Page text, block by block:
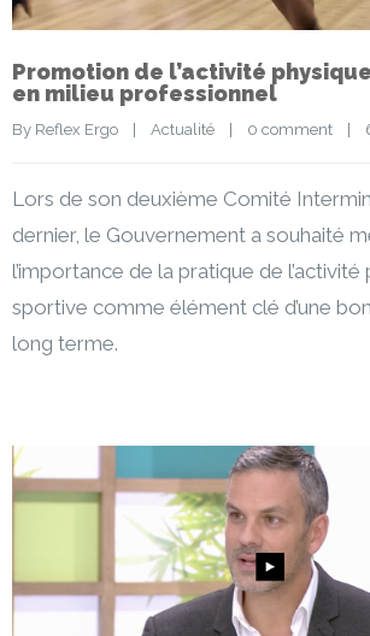
Promotion de l’activité
en milieu professionnel
By Reflex Ergo | Actualité | 0 comment |
Lors de son deuxième Comité
dernier, le Gouvernement a souhaité
l’importance de la pratique de l’activité
sportive comme élément clé d’une
long terme.